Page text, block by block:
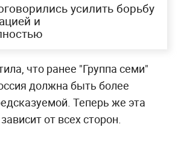
усилить борьбу
и
что ранее "Группа семи"
должна быть более
Теперь же эта
от всех сторон.